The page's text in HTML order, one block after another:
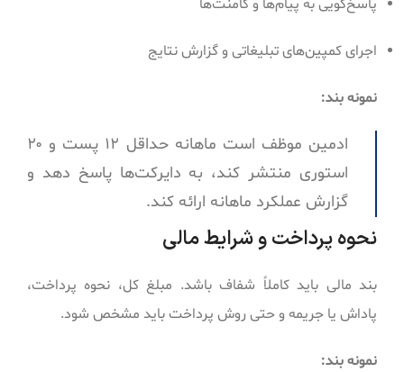
پاسخ‌گویی به پیام‌ها و کامنت‌ها
اجرای کمپین‌های تبلیغاتی و گزارش نتایج
نمونه بند:
ادمین موظف است ماهانه حداقل ۱۲ پست و ۲۰
استوری منتشر کند، به دایرکت‌ها پاسخ دهد و
گزارش عملکرد ماهانه ارائه کند.
نحوه پرداخت و شرایط مالی
بند مالی باید کاملاً شفاف باشد. مبلغ کل، نحوه پرداخت،
پاداش یا جریمه و حتی روش پرداخت باید مشخص شود.
نمونه بند: